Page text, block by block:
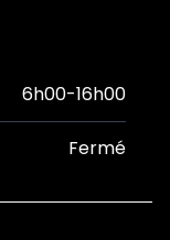
6h00-16h00
Fermé